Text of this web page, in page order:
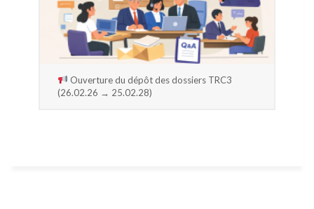
Ouverture du dépôt des dossiers TRC3
(26.02.26 → 25.02.28)